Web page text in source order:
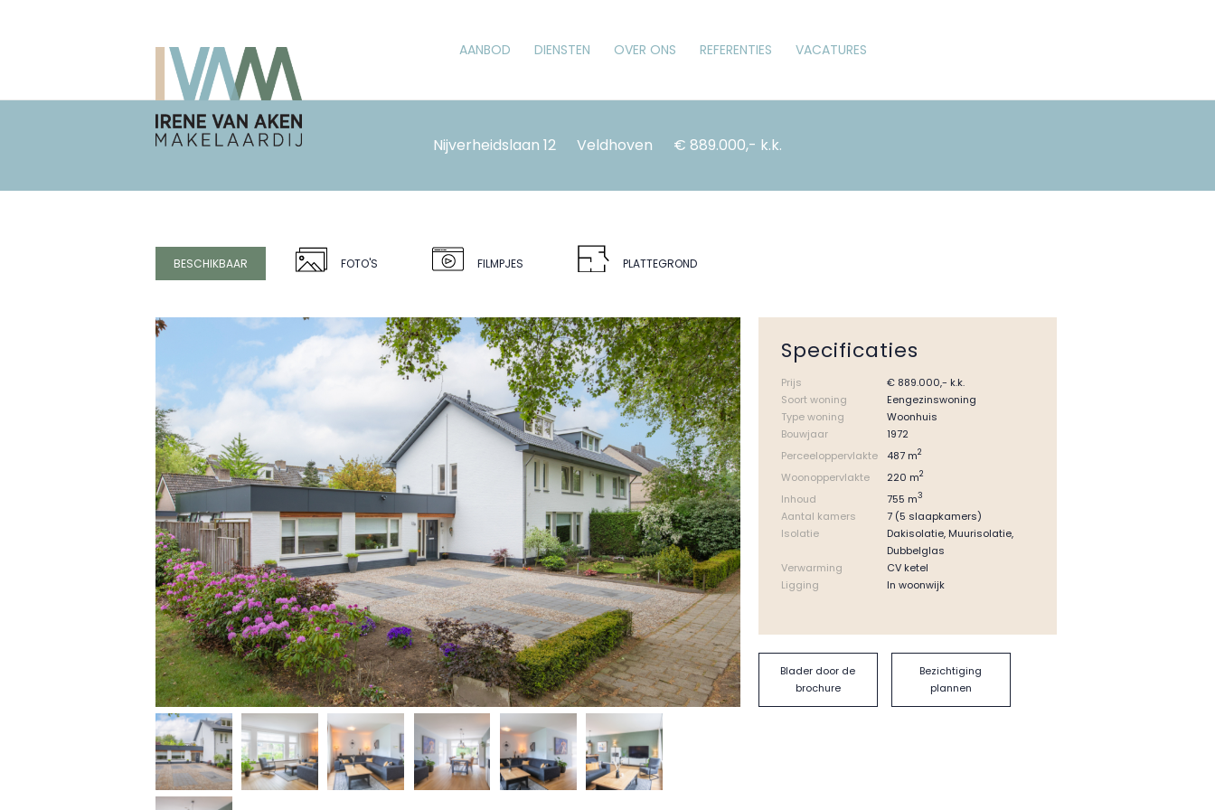
AANBOD DIENSTEN OVER ONS REFERENTIES VACATURES
Nijverheidslaan 12 Veldhoven € 889.000,- k.k.
BESCHIKBAAR FOTO'S FILMPJES PLATTEGROND
Specificaties
Prijs
€ 889.000,- k.k.
Soort woning
Eengezinswoning
Type woning
Woonhuis
Bouwjaar
1972
Perceeloppervlakte
487 m2
Woonoppervlakte 220 m2
Inhoud 755 m3
Aantal kamers
7 (5 slaapkamers)
Isolatie
Dakisolatie, Muurisolatie,
Dubbelglas
Verwarming
CV ketel
Ligging
In woonwijk
Blader door de
brochure
Bezichtiging
plannen